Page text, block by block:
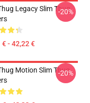
Legacy Slim Thug
€ - 42,22 €
-20%
Motion Slim Thug
-20%